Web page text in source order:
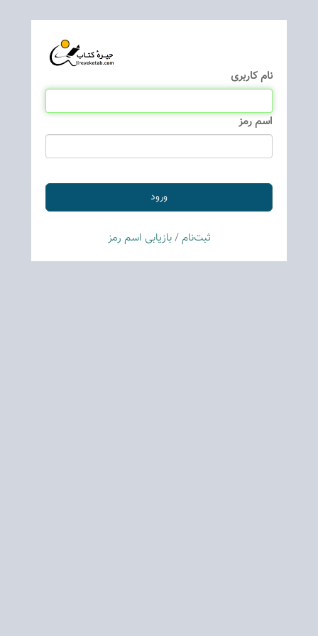
نام كاربری
اسم رمز
ثبت‌نام/بازیابی اسم رمز